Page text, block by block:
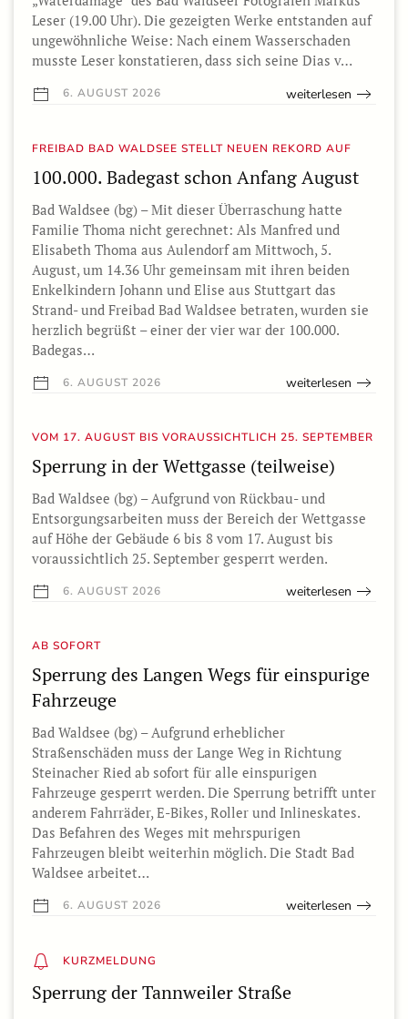
Leser (19.00 Uhr). Die gezeigten Werke entstanden auf
ungewöhnliche Weise: Nach einem Wasserschaden
musste Leser konstatieren, dass sich seine Dias v…
6. AUGUST 2026 weiterlesen
FREIBAD BAD WALDSEE STELLT NEUEN REKORD AUF
100.000. Badegast schon Anfang August
Bad Waldsee (bg) – Mit dieser Überraschung hatte
Familie Thoma nicht gerechnet: Als Manfred und
Elisabeth Thoma aus Aulendorf am Mittwoch, 5.
August, um 14.36 Uhr gemeinsam mit ihren beiden
Enkelkindern Johann und Elise aus Stuttgart das
Strand- und Freibad Bad Waldsee betraten, wurden sie
herzlich begrüßt – einer der vier war der 100.000.
Badegas…
6. AUGUST 2026 weiterlesen
VOM 17. AUGUST BIS VORAUSSICHTLICH 25. SEPTEMBER
Sperrung in der Wettgasse (teilweise)
Bad Waldsee (bg) – Aufgrund von Rückbau- und
Entsorgungsarbeiten muss der Bereich der Wettgasse
auf Höhe der Gebäude 6 bis 8 vom 17. August bis
voraussichtlich 25. September gesperrt werden.
6. AUGUST 2026 weiterlesen
AB SOFORT
Sperrung des Langen Wegs für einspurige
Fahrzeuge
Bad Waldsee (bg) – Aufgrund erheblicher
Straßenschäden muss der Lange Weg in Richtung
Steinacher Ried ab sofort für alle einspurigen
Fahrzeuge gesperrt werden. Die Sperrung betrifft unter
anderem Fahrräder, E-Bikes, Roller und Inlineskates.
Das Befahren des Weges mit mehrspurigen
Fahrzeugen bleibt weiterhin möglich. Die Stadt Bad
Waldsee arbeitet…
6. AUGUST 2026 weiterlesen
KURZMELDUNG
Sperrung der Tannweiler Straße